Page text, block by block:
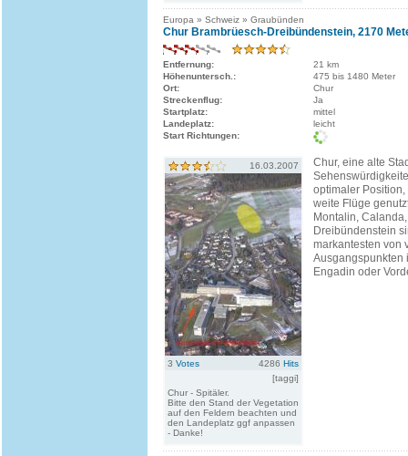
Europa » Schweiz » Graubünden
Chur Brambrüesch-Dreibündenstein, 2170
Entfernung:
21 km
Höhenuntersch.:
475 bis 1480 Meter
Ort:
Chur
Streckenflug:
Ja
Startplatz:
mittel
Landeplatz:
leicht
Start Richtungen:
16.03.2007
3 Votes 4286 Hits
[taggi]
Chur - Spitäler.
Bitte den Stand der Vegetation
auf den Feldern beachten und
den Landeplatz ggf anpassen
- Danke!
Chur, eine alte
optimaler Position,
weite Flüge
Montalin,
Dreibündenstein
markantesten von
Ausgangspunkten
Engadin oder